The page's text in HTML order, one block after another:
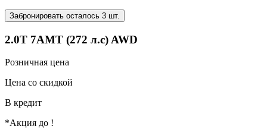
Забронировать осталось 3 шт.
2.0T 7AMT (272 л.с) AWD
Розничная цена
Цена со скидкой
В кредит
*Акция до !